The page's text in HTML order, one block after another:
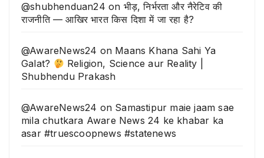
@shubhenduan24 on भीड़, निर्भरता और नैरेटिव की
राजनीति — आखिर भारत किस दिशा में जा रहा है?
@AwareNews24 on Maans Khana Sahi Ya
Galat?
Religion, Science aur Reality |
Shubhendu Prakash
@AwareNews24 on Samastipur maie jaam sae
mila chutkara Aware News 24 ke khabar ka
asar #truescoopnews #statenews